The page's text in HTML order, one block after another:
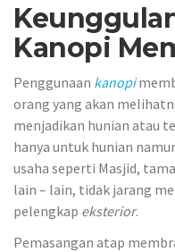
Kanopi
Penggunaan kanopi
orang yang akan
menjadikan hunian atau
hanya untuk hunian
usaha seperti Masjid,
lain – lain, tidak jarang
pelengkap eksterior.
Pemasangan atap